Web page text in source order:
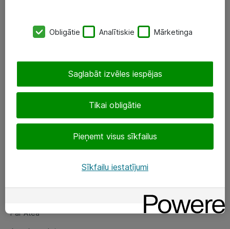
SIA „ATEA”
eShop@atea.lv
Sekojiet mums
Par Atea
Par Atea
Obligātie Analītiskie Mārketinga
Tikai obligātie
Pieņemt visus sīkfailus
Saglabāt izvēles iespējas
Sīkfailu iestatījumi